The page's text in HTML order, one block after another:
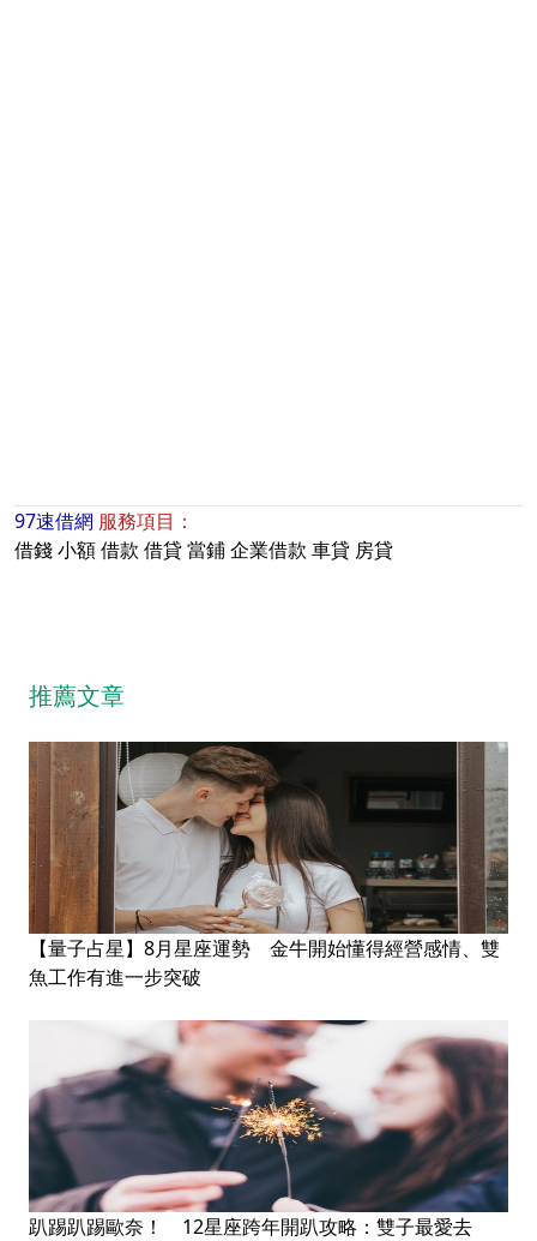
97速借網 服務項目：
借錢小額借款 借貸當鋪企業借款 車貸 房貸
推薦文章
【量子占星】8月星座運勢 金牛開始懂得經營感情、雙
魚工作有進一步突破
趴踢趴踢歐奈！ 12星座跨年開趴攻略：雙子最愛去